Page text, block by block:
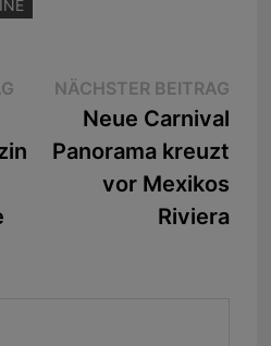
Vorheriger
Beitrag:
NÄCHSTER BEITRAG
Neue Carnival
Panorama kreuzt
vor Mexikos
Riviera